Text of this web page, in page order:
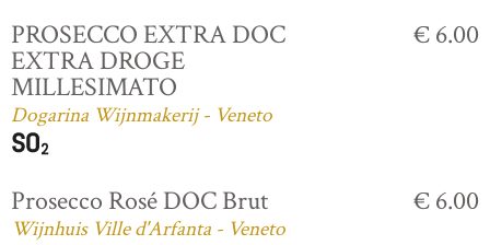
PROSECCO EXTRA DOC
EXTRA DROGE
MILLESIMATO
Dogarina Wijnmakerij - Veneto
€ 6.00
Prosecco Rosé DOC Brut
Wijnhuis Ville d'Arfanta - Veneto
€ 6.00